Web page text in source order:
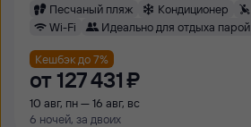
Песчаный пляж Кондиционер
Wi-Fi
Идеально для отдыха парой
Кешбэк до 7%
от 127 ⁠431 ⁠₽
10 авг, пн — 16 авг, вс
6 ночей, за двоих